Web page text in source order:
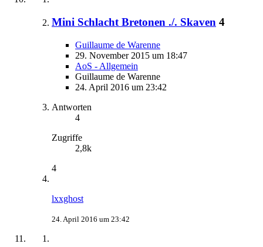
Mini Schlacht Bretonen ./. Skaven 4
Guillaume de Warenne
29. November 2015 um 18:47
AoS - Allgemein
Guillaume de Warenne
24. April 2016 um 23:42
Antworten
4
Zugriffe
2,8k
4
lxxghost
24. April 2016 um 23:42